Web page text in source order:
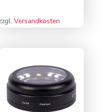
Versandkosten